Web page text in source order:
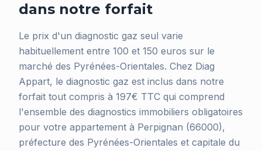
dans notre forfait
Le prix d'un diagnostic gaz seul varie
habituellement entre 100 et 150 euros sur le
marché des Pyrénées-Orientales. Chez Diag
Appart, le diagnostic gaz est inclus dans notre
forfait tout compris à 197€ TTC qui comprend
l'ensemble des diagnostics immobiliers obligatoires
pour votre appartement à Perpignan (66000),
préfecture des Pyrénées-Orientales et capitale du